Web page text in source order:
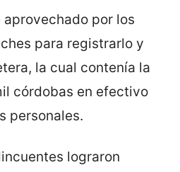
aprovechado por los
para registrarlo y
la cual contenía la
córdobas en efectivo
personales.
lograron